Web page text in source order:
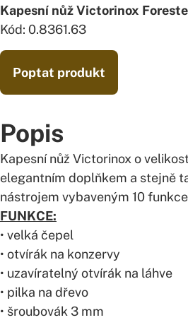
Kapesní nůž Victorinox
Kód: 0.8361.63
Poptat produkt
Popis
Kapesní nůž Victorinox o
elegantním doplňkem a stejně
nástrojem vybaveným 10
FUNKCE:
• velká čepel
• otvírák na konzervy
• uzavíratelný otvírák na láhve
• pilka na dřevo
• šroubovák 3 mm